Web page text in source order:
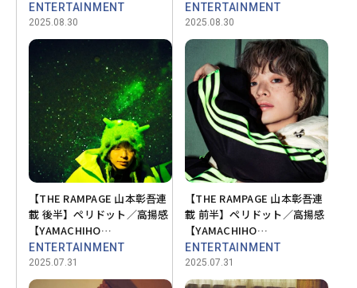
ENTERTAINMENT
2025.08.30
【THE RAMPAGE 山本彰吾連
載 後半】ぺリドット／高揚感
【YAMACHIHO
STONEHENGE💎 vol.08】
ENTERTAINMENT
2025.08.30
【THE RAMPAGE 山本彰吾連
載 前半】ペリドット／高揚感
【YAMACHIHO
STONEHENGE💎 vol.08】
ENTERTAINMENT
2025.07.31
ENTERTAINMENT
2025.07.31